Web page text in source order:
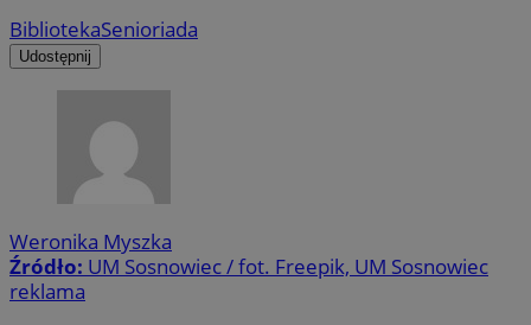
BibliotekaSenioriada
Udostępnij
Weronika Myszka
Źródło: UM Sosnowiec / fot. Freepik, UM Sosnowiec
reklama